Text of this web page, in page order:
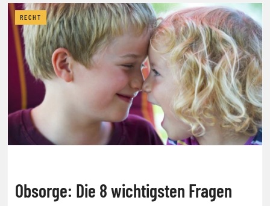
RECHT
Obsorge: Die 8 wichtigsten Fragen